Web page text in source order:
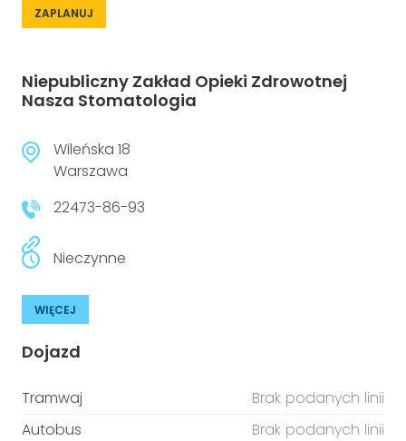
ZAPLANUJ
Niepubliczny Zakład Opieki Zdrowotnej
Nasza Stomatologia
Wileńska 18
Warszawa
22473-86-93
Nieczynne
WIĘCEJ
Dojazd
Tramwaj
Brak podanych linii
Autobus
Brak podanych linii